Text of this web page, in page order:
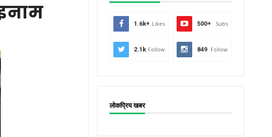
1.6k+ Likes 500+ Subs
2.1k Follow 849 Follow
लोकप्रिय खबर